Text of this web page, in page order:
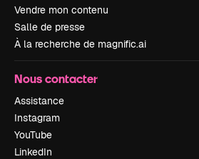
Vendre mon contenu
Salle de presse
À la recherche de magnific.ai
Nous contacter
Assistance
Instagram
YouTube
LinkedIn